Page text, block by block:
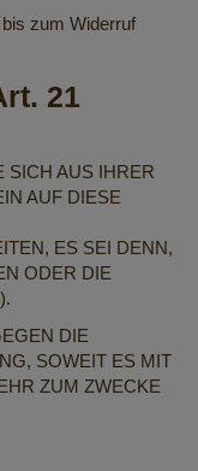
zum Widerruf
21
SICH AUS IHRER
AUF DIESE
ES SEI DENN,
ODER DIE
DIE
SOWEIT ES MIT
ZUM ZWECKE